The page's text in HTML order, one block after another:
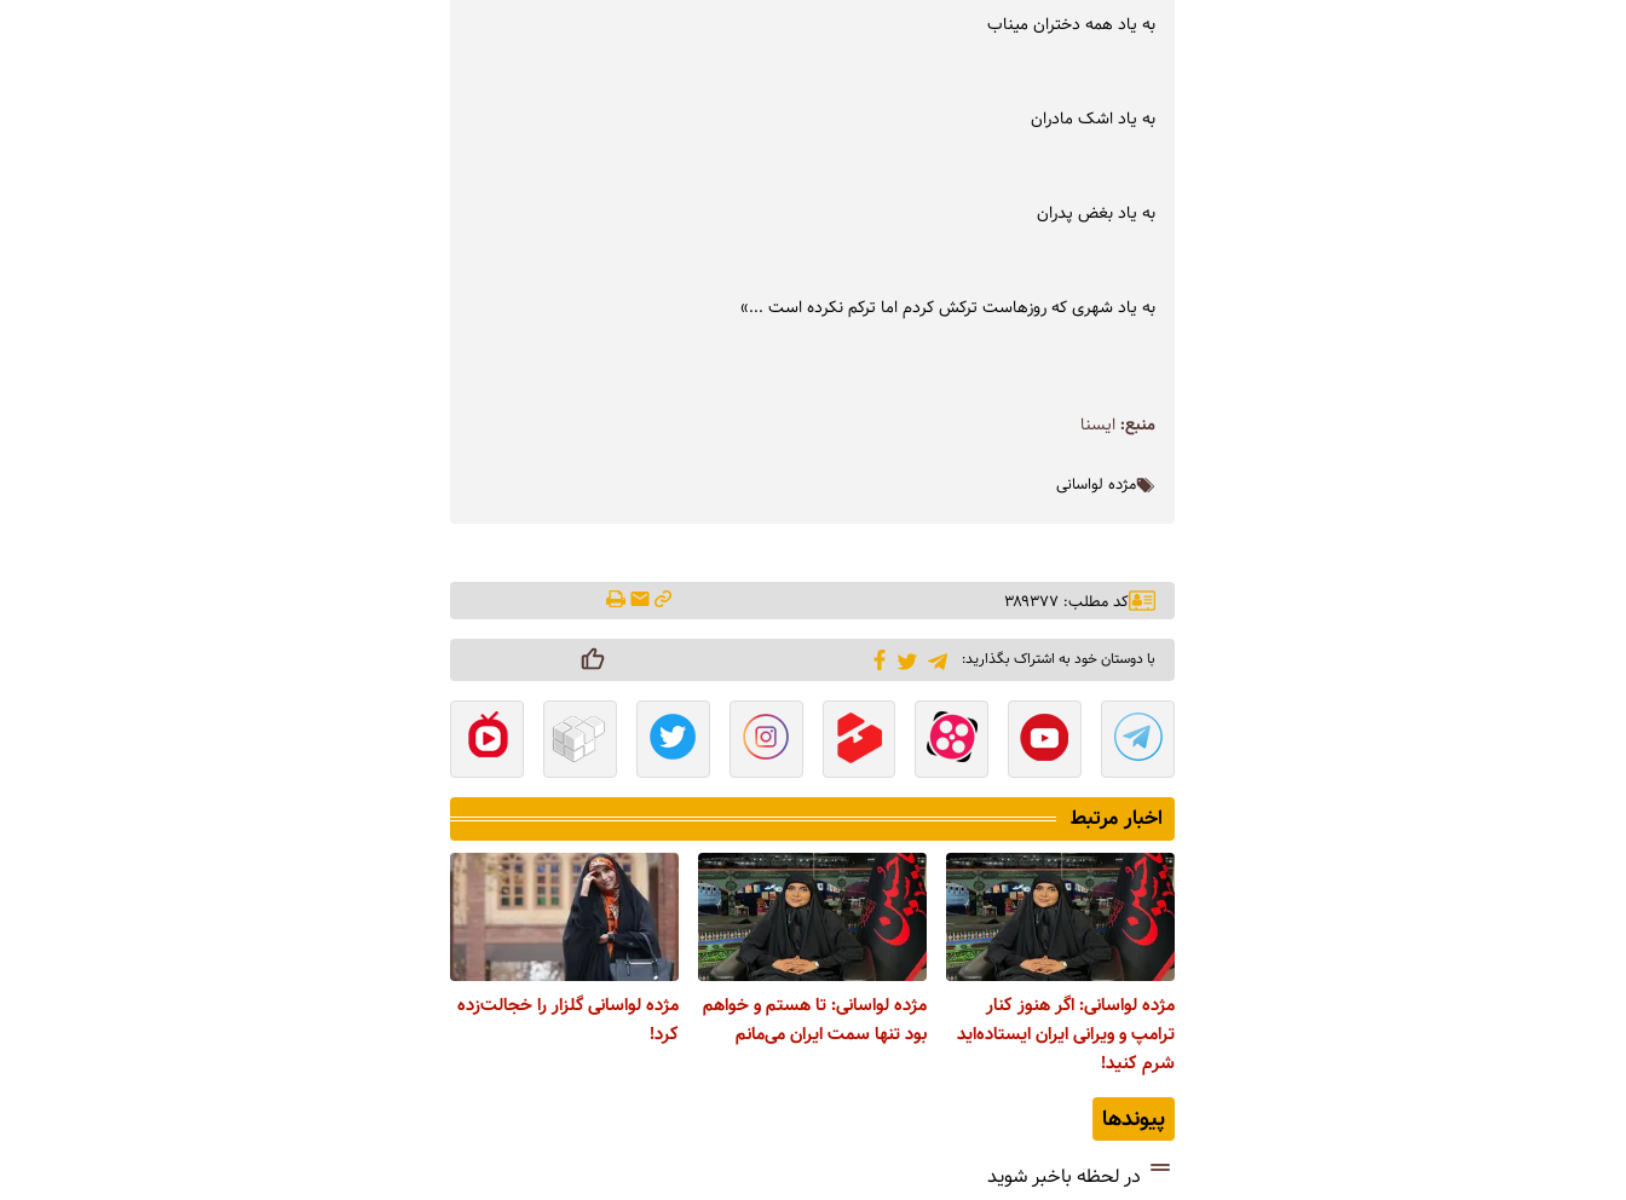
به یاد همه دختران میناب
به یاد اشک مادران
به یاد بغض پدران
به یاد شهری که روزهاست ترکش کردم اما ترکم نکرده است ...»
منبع:ايسنا
مژده لواسانی
کد مطلب: ۳۸۹۳۷۷
با دوستان خود به اشتراک بگذارید:
اخبار مرتبط
مژده لواسانی: اگر هنوز کنار
ترامپ و ویرانی ایران ایستاده‌اید
شرم کنید!
مژده لواسانی: تا هستم و خواهم
بود تنها سمت ایران می‌مانم
مژده لواسانی گلزار را خجالت‌زده
کرد!
پیوندها
در لحظه باخبر شوید